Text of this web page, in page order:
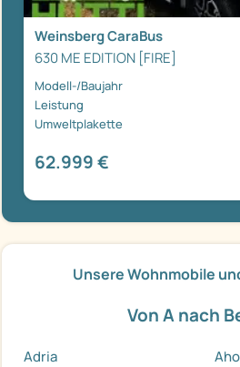
Weinsberg CaraBus
630 ME EDITION [FIRE]
Modell-/Baujahr
Leistung
Umweltplakette
62.999 €
Unsere Wohnmobile
Von A nach
Adria